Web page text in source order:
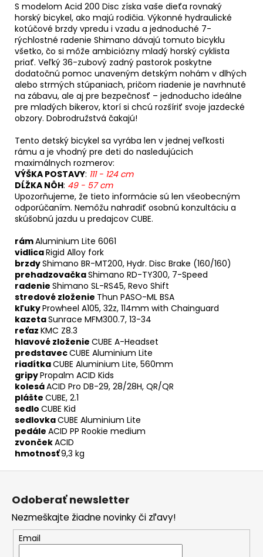
S modelom Acid 200 Disc získa vaše dieťa rovnaký
horský bicykel, ako majú rodičia. Výkonné hydraulické
kotúčové brzdy vpredu i vzadu a jednoduché 7-
rýchlostné radenie Shimano dávajú tomuto bicyklu
všetko, čo si môže ambiciózny mladý horský cyklista
priať. Veľký 36-zubový zadný pastorok poskytne
dodatočnú pomoc unaveným detským nohám v dlhých
alebo strmých stúpaniach, pričom riadenie je navrhnuté
na zábavu, ale aj pre bezpečnosť – jednoducho ideálne
pre mladých bikerov, ktorí si chcú rozšíriť svoje jazdecké
obzory. Dobrodružstvá čakajú!
Tento detský bicykel sa vyrába len v jednej veľkosti
rámu a je vhodný pre deti do nasledujúcich
maximálnych rozmerov:
VÝŠKA POSTAVY: 111 - 124 cm
DĹŽKA NÔH: 49 - 57 cm
Upozorňujeme, že tieto informácie sú len všeobecným
odporúčaním. Nemôžu nahradiť osobnú konzultáciu a
skúšobnú jazdu u predajcov CUBE.
rámAluminium Lite 6061
vidlicaRigid Alloy fork
brzdyShimano BR-MT200, Hydr. Disc Brake (160/160)
prehadzovačkaShimano RD-TY300, 7-Speed
radenie Shimano SL-RS45, Revo Shift
stredové zloženie Thun PASO-ML BSA
kľukyProwheel A105, 32z, 114mm with Chainguard
kazetaSunrace MFM300.7, 13-34
reťaz KMC Z8.3
hlavové zloženie CUBE A-Headset
predstavecCUBE Aluminium Lite
riadítkaCUBE Aluminium Lite, 560mm
gripyPropalm ACID Kids
kolesáACID Pro DB-29, 28/28H, QR/QR
plášte CUBE, 2.1
sedlo CUBE Kid
sedlovkaCUBE Aluminium Lite
pedále ACID PP Rookie medium
zvončekACID
hmotnosť9,3 kg
Z
Odoberať newsletter
Nezmeškajte žiadne novinky či zľavy!
Email